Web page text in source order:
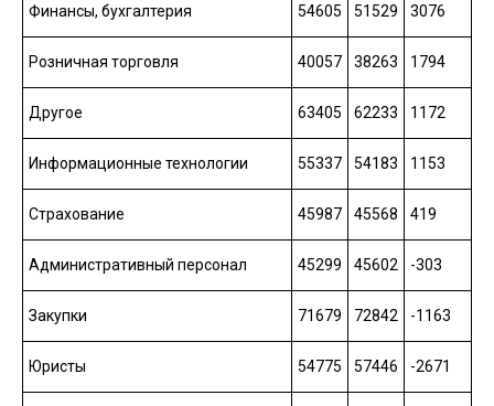
Финансы, бухгалтерия 54605 51529 3076
Розничная торговля 40057 38263 1794
Другое 63405 62233 1172
Информационные технологии 55337 54183 1153
Страхование 45987 45568 419
Административный персонал 45299 45602 -303
Закупки 71679 72842 -1163
Юристы 54775 57446 -2671